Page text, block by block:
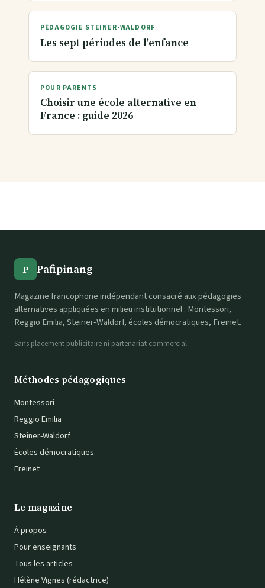
PÉDAGOGIE STEINER-WALDORF
Les sept périodes de l'enfance
POUR PARENTS
Choisir une école alternative en
France : guide 2026
P Pafipinang
Magazine francophone indépendant consacré aux pédagogies
alternatives appliquées en milieu institutionnel : Montessori,
Reggio Emilia, Steiner-Waldorf, écoles démocratiques, Freinet.
Sans placement publicitaire ni partenariat commercial.
Méthodes pédagogiques
Montessori
Reggio Emilia
Steiner-Waldorf
Écoles démocratiques
Freinet
Le magazine
À propos
Pour enseignants
Tous les articles
Hélène Vignes (rédactrice)